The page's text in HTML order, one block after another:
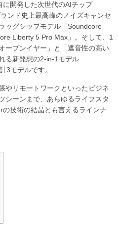
開発した次世代のAIチップ
ンド史上最高峰のノイズキャンセ
ッグシップモデル「Soundcore
Liberty 5 Pro Max」。そして、1
ープンイヤー」と「遮音性の高い
る新発想の2-in-1モデル
3モデルです。
やリモートワークといったビジネ
シーンまで、あらゆるライフスタ
技術の結晶とも言えるラインナ